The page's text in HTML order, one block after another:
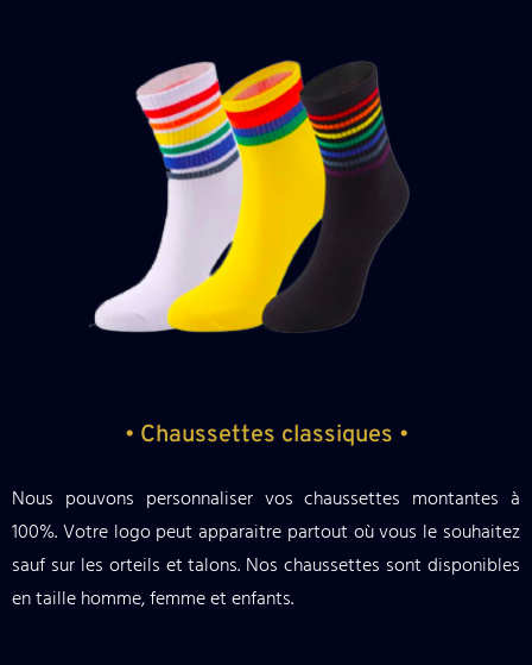
• Chaussettes classiques •
Nous pouvons personnaliser vos chaussettes montantes à
100%. Votre logo peut apparaitre partout où vous le souhaitez
sauf sur les orteils et talons. Nos chaussettes sont disponibles
en taille homme, femme et enfants.